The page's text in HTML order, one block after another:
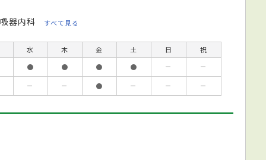
器内科 すべて見る
水 木 金 土 日
祝
● ● ● ● －
－
－ － ● － － －